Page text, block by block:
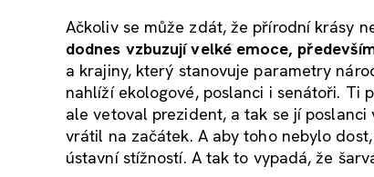
Ačkoliv se může zdát, že přírodní krásy
dodnes vzbuzují velké emoce,
a krajiny, který stanovuje parametry
nahlíží ekologové, poslanci i senátoři. Ti
ale vetoval prezident, a tak se jí
vrátil na začátek. A aby toho nebylo dost,
ústavní stížností. A tak to vypadá, že